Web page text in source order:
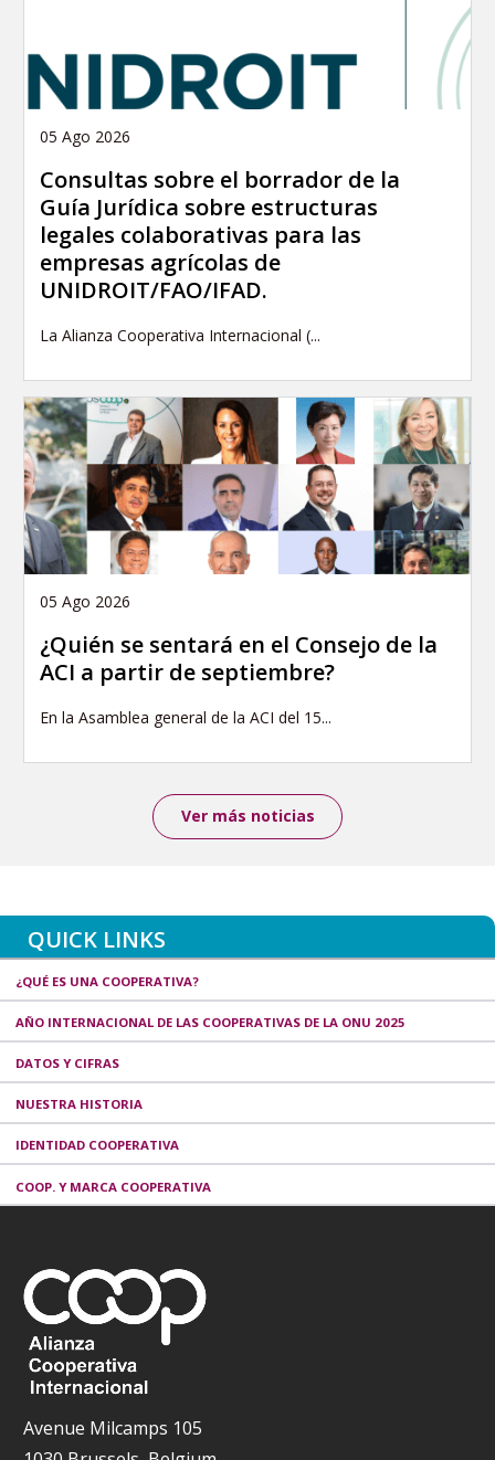
05 Ago 2026
Consultas sobre el borrador de la
Guía Jurídica sobre estructuras
legales colaborativas para las
empresas agrícolas de
UNIDROIT/FAO/IFAD.
La Alianza Cooperativa Internacional (...
05 Ago 2026
¿Quién se sentará en el Consejo de la
ACI a partir de septiembre?
En la Asamblea general de la ACI del 15...
Ver más noticias
QUICK LINKS
¿QUÉ ES UNA COOPERATIVA?
AÑO INTERNACIONAL DE LAS COOPERATIVAS DE LA ONU 2025
DATOS Y CIFRAS
NUESTRA HISTORIA
IDENTIDAD COOPERATIVA
COOP. Y MARCA COOPERATIVA
Avenue Milcamps 105